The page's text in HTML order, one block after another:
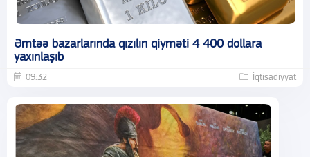
Əmtəə bazarlarında qızılın qiyməti 4 400 dollara
yaxınlaşıb
09:32 İqtisadiyyat